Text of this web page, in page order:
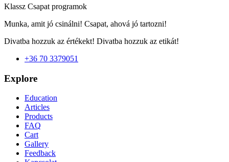
Klassz Csapat programok
Munka, amit jó csinálni! Csapat, ahová jó tartozni!
Divatba hozzuk az értékekt! Divatba hozzuk az etikát!
+36 70 3379051
Explore
Education
Articles
Products
FAQ
Cart
Gallery
Feedback